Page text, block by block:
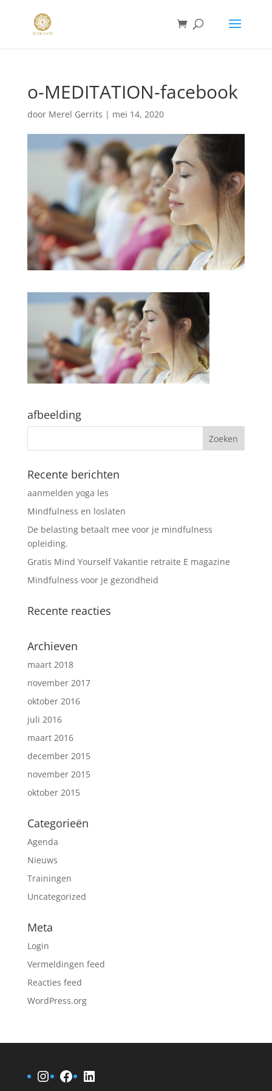
o-MEDITATION-facebook
door Merel Gerrits | mei 14, 2020
afbeelding
Recente berichten
aanmelden yoga les
Mindfulness en loslaten
De belasting betaalt mee voor je mindfulness
opleiding.
Gratis Mind Yourself Vakantie retraite E magazine
Mindfulness voor je gezondheid
Recente reacties
Archieven
maart 2018
november 2017
oktober 2016
juli 2016
maart 2016
december 2015
november 2015
oktober 2015
Categorieën
Agenda
Nieuws
Trainingen
Uncategorized
Meta
Login
Vermeldingen feed
Reacties feed
WordPress.org
Instagram
Facebook
LinkedIn